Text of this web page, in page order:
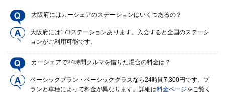
大阪府にはカーシェアのステーションはいくつあるの？
大阪府には173ステーションあります。入会すると全国のステーシ
ョンがご利用可能です。
カーシェアで24時間クルマを借りた場合の料金は？
ベーシックプラン・ベーシッククラスなら24時間7,300円です。プ
ランと車種によって料金が異なります。詳細は料金ページをご覧く